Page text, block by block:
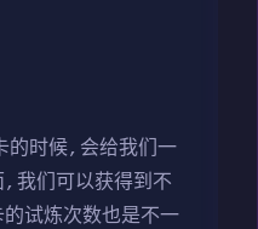
的时候,会给我们一
我们可以获得到不
试炼次数也是不一